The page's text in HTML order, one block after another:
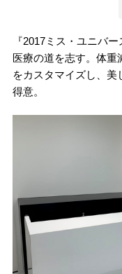
『2017ミス・ユニバ
医療の道を志す。体重
をカスタマイズし、
得意。